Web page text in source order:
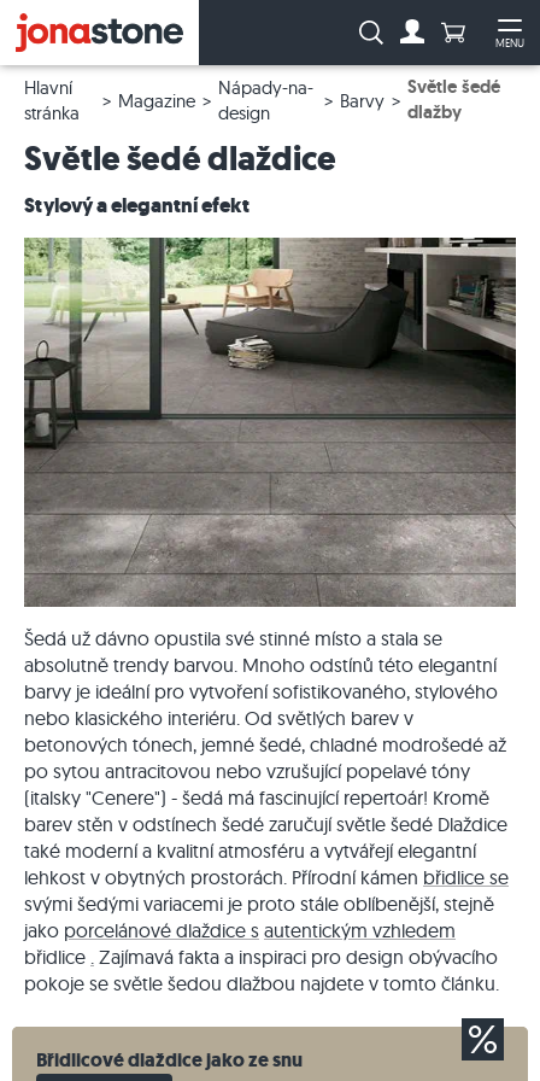
MENU
Vyhledávání:Počet
Hlavní
stránka
Magazine
Nápady-na-
design
Barvy
Světle šedé
dlažby
Světle šedé dlaždice
Stylový a elegantní efekt
Šedá už dávno opustila své stinné místo a stala se
absolutně trendy barvou. Mnoho odstínů této elegantní
barvy je ideální pro vytvoření sofistikovaného, stylového
nebo klasického interiéru. Od světlých barev v
betonových tónech, jemné šedé, chladné modrošedé až
po sytou antracitovou nebo vzrušující popelavé tóny
(italsky "Cenere") - šedá má fascinující repertoár! Kromě
barev stěn v odstínech šedé zaručují světle šedé Dlaždice
také moderní a kvalitní atmosféru a vytvářejí elegantní
lehkost v obytných prostorách. Přírodní kámen břidlice se
svými šedými variacemi je proto stále oblíbenější, stejně
jako porcelánové dlaždice s autentickým vzhledem
břidlice . Zajímavá fakta a inspiraci pro design obývacího
pokoje se světle šedou dlažbou najdete v tomto článku.
Břidlicové dlaždice jako ze snu